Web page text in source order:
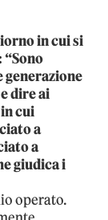
in cui si
“Sono
generazione
dire ai
cui
a
a
giudica i
operato.